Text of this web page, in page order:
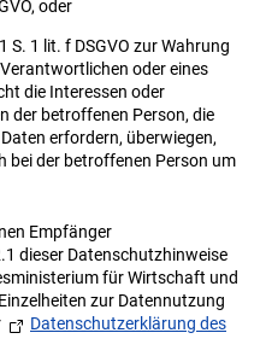
oder
S. 1 lit. f DSGVO zur Wahrung
oder eines
die Interessen oder
der betroffenen Person, die
erfordern, überwiegen,
bei der betroffenen Person um
Empfänger
dieser Datenschutzhinweise
für Wirtschaft und
zur Datennutzung
Datenschutzerklärung des